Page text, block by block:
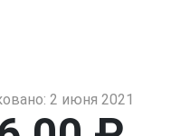
2 июня 2021